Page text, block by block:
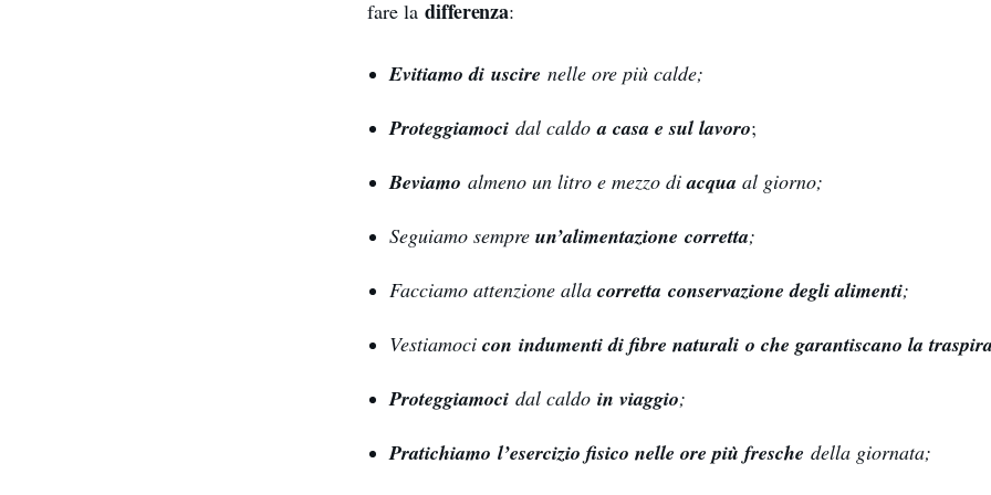
fare ladifferenza:
Evitiamo di uscire nelle ore più calde;
Proteggiamocidal caldoa casa e sul lavoro;
Beviamoalmeno un litro e mezzo diacquaal giorno;
Seguiamo sempreun’alimentazione corretta;
Facciamo attenzione allacorretta conservazione degli alimenti;
Vestiamocicon indumenti di fibre naturali o che garantiscano la
Proteggiamoci dal caldoin viaggio;
Pratichiamo l’esercizio fisico nelle ore più freschedella giornata;